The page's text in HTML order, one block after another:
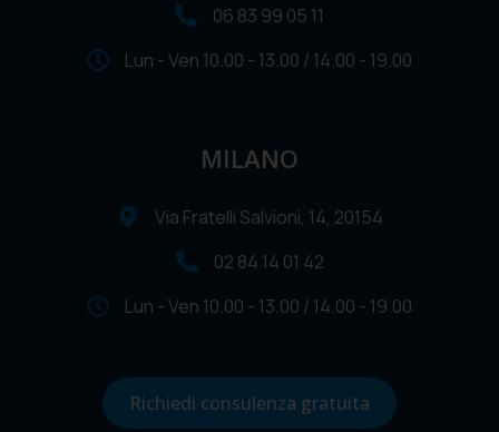
06 83 99 05 11
Lun - Ven 10.00 - 13.00 / 14.00 - 19.00
MILANO
Via Fratelli Salvioni, 14, 20154
02 84 14 01 42
Lun - Ven 10.00 - 13.00 / 14.00 - 19.00
Richiedi consulenza gratuita